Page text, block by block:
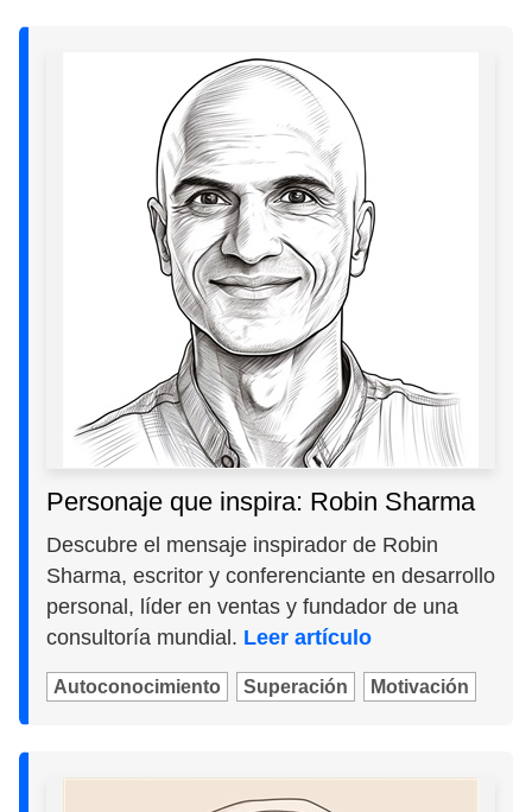
Personaje que inspira: Robin Sharma
Descubre el mensaje inspirador de Robin
Sharma, escritor y conferenciante en desarrollo
personal, líder en ventas y fundador de una
consultoría mundial. Leer artículo
Autoconocimiento Superación Motivación